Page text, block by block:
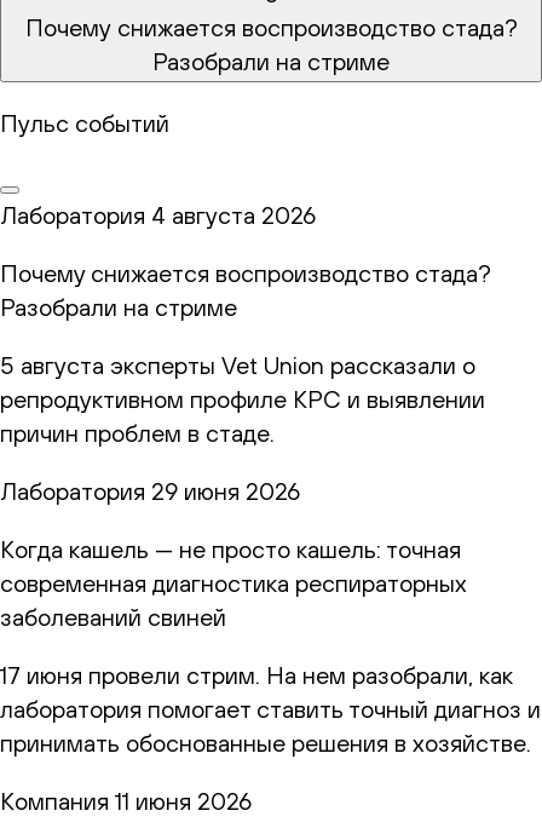
Почему снижается воспроизводство стада?
Разобрали на стриме
Пульс событий
Лаборатория 4 августа 2026
Почему снижается воспроизводство стада?
Разобрали на стриме
5 августа эксперты Vet Union рассказали о
репродуктивном профиле КРС и выявлении
причин проблем в стаде.
Лаборатория 29 июня 2026
Когда кашель — не просто кашель: точная
современная диагностика респираторных
заболеваний свиней
17 июня провели стрим. На нем разобрали, как
лаборатория помогает ставить точный диагноз и
принимать обоснованные решения в хозяйстве.
Компания 11 июня 2026